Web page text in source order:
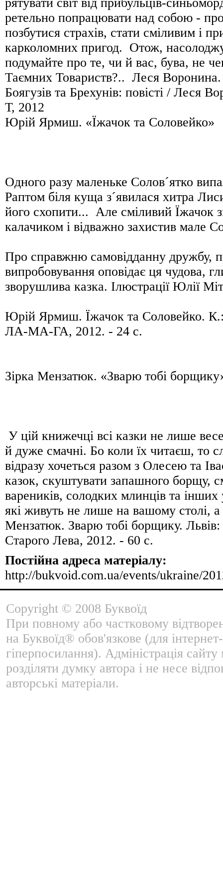
ретельно попрацювати над собою -
позбутися страхів, стати сміливим і
карколомних пригод. Отож,
подумайте про те, чи й вас, бува, не
Таємних Товариств?.. Леся Воронина.
Боягузів та Брехунів: повісті / Леся
Т, 2012
Юрій Ярмиш. «Їжачок та Соловейко»
Одного разу маленьке Солов´ятко
Раптом біля куща з´явилася хитра
його схопити... Але сміливий Їжачок
калачиком і відважно захистив мале
Про справжню самовідданну дружбу,
випробовування оповідає ця чудова,
зворушлива казка. Ілюстрації Юлії
Юрій Ярмиш. Їжачок та
ЛА-МА-ГА, 2012. - 24 с.
Зірка Мензатюк. «Зварю тобі
У цій книжечці всі казки не лише
й дуже смачні. Бо коли їх читаєш, то
відразу хочеться разом з Олесею та
казок, скуштувати запашного борщу,
вареників, солодких млинців та інших
які живуть не лише на вашому столі, а
Мензатюк. Зварю тобі борщику.
Старого Лева, 2012. - 60 с.
Постійна адреса матеріалу:
http://bukvoid.com.ua/events/ukraine/
Copyright © 2008 Буквоїд
При повному або частковому
на Буквоїд® обов'язкове (для
гіперпосилання). Адміністрація
розділяти думку автора і не несе
авторські матеріали.